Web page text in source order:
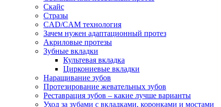
Скайс
Стразы
CAD/CAM технология
Зачем нужен адаптационный протез
Акриловые протезы
Зубные вкладки
Культевая вкладка
Циркониевые вкладки
Наращивание зубов
Протезирование жевательных зубов
Реставрация зубов – какие лучше варианты
Уход за зубами с вкладками, коронками и мостами